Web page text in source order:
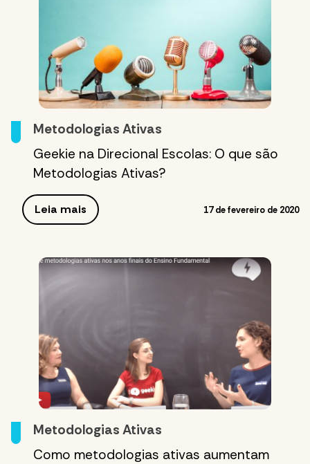
Metodologias Ativas
Geekie na Direcional Escolas: O que são
Metodologias Ativas?
Leia mais 17 de fevereiro de 2020
Metodologias Ativas
Como metodologias ativas aumentam